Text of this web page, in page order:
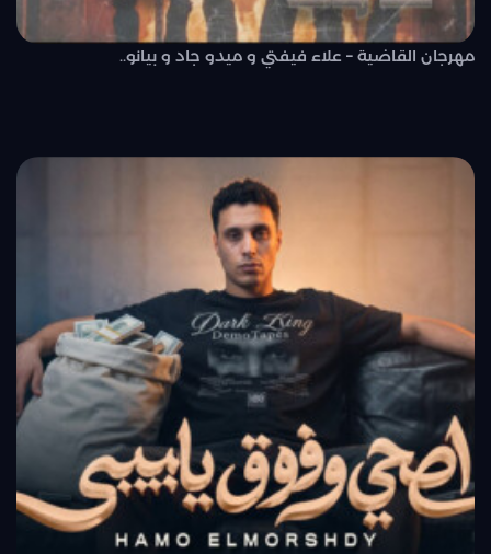
مهرجان القاضية – علاء فيفتي و ميدو جاد و بيانو..